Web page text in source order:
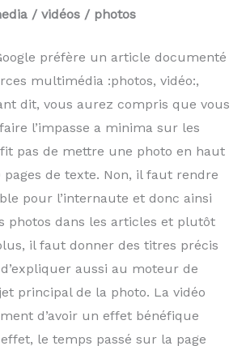
/ vidéos / photos
préfère un article documenté
multimédia :photos, vidéo:,
dit, vous aurez compris que vous
l’impasse a minima sur les
pas de mettre une photo en haut
pages de texte. Non, il faut rendre
pour l’internaute et donc ainsi
photos dans les articles et plutôt
il faut donner des titres précis
aussi au moteur de
principal de la photo. La vidéo
d’avoir un effet bénéfique
le temps passé sur la page